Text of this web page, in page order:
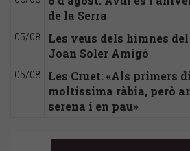
de la Serra
05/08
Les veus dels himnes
Joan Soler Amigó
05/08
Les Cruet: «Als primers
moltíssima ràbia, però
serena i en pau»